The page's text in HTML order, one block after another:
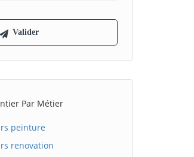
Par Métier
peinture
renovation